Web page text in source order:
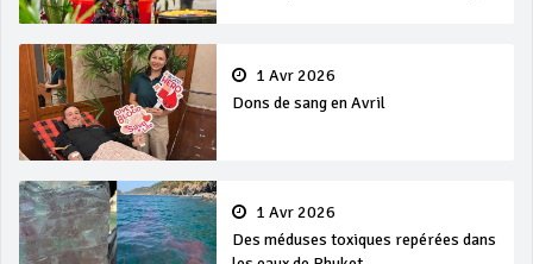
1 Avr 2026
Dons de sang en Avril
1 Avr 2026
Des méduses toxiques repérées dans